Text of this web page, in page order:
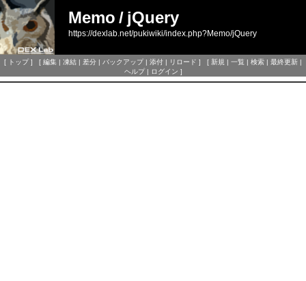
Memo / jQuery
https://dexlab.net/pukiwiki/index.php?Memo/jQuery
[ トップ] [ 編集 | 凍結 | 差分 | バックアップ| 添付 | リロード ] [ 新規 | 一覧 | 検索 | 最終更新 |
ヘルプ| ログイン ]